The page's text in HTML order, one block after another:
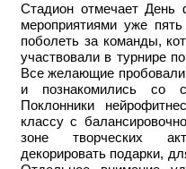
Стадион отмечает День
мероприятиями уже
поболеть за команды,
участвовали в турнире
Все желающие
и познакомились со
Поклонники
классу с
зоне творческих
декорировать подарки,